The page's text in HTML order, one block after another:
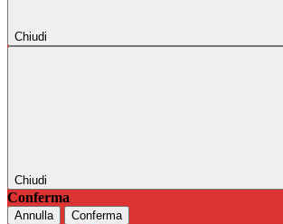
Chiudi
Chiudi
Conferma
Annulla Conferma